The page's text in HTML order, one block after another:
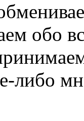
обо
либо